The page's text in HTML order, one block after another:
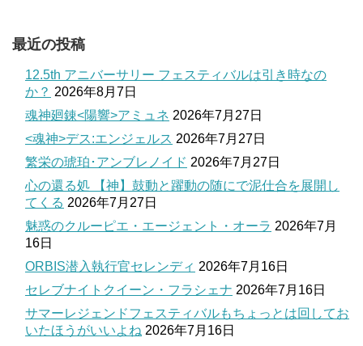
最近の投稿
12.5th アニバーサリー フェスティバルは引き時なの
か？ 2026年8月7日
魂神廻錬<陽響>アミュネ 2026年7月27日
<魂神>デス:エンジェルス 2026年7月27日
繁栄の琥珀･アンブレノイド 2026年7月27日
心の還る処 【神】鼓動と躍動の随にで泥仕合を展開し
てくる 2026年7月27日
魅惑のクルーピエ・エージェント・オーラ 2026年7月
16日
ORBIS潜入執行官セレンディ 2026年7月16日
セレブナイトクイーン・フラシェナ 2026年7月16日
サマーレジェンドフェスティバルもちょっとは回してお
いたほうがいいよね 2026年7月16日